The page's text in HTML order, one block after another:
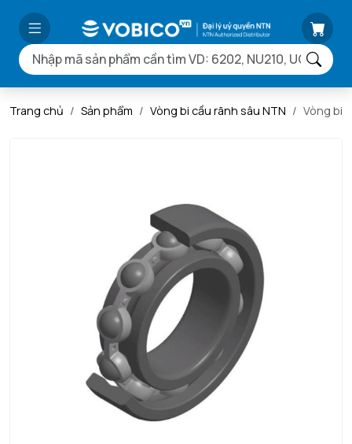
Trang chủ Sản phẩm Vòng bi cầu rãnh sâu NTN Vòng bi